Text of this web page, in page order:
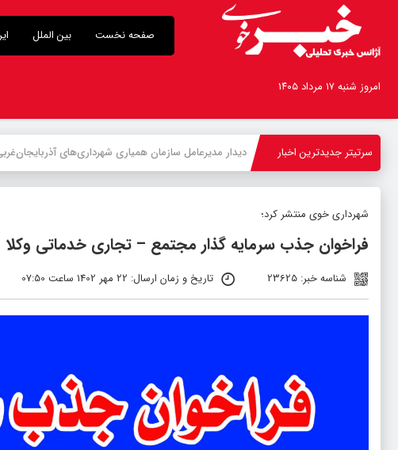
صفحه نخست بین الملل
امروز شنبه ۱۷ مرداد ۱۴۰۵
سرتیتر جدیدترین اخبار بازدید -
شهرداری خوی منتشر کرد؛
فراخوان جذب سرمایه گذار مجتمع – تجاری خدماتی وکلا
شناسه خبر: 23625 تاریخ و زمان ارسال: 22 مهر 1402 ساعت 07:50